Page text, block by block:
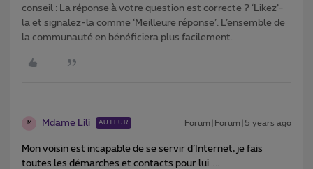
conseil : La réponse à votre question est correcte ? ‘Likez’-
la et signalez-la comme ‘Meilleure réponse’. L’ensemble de
la communauté en bénéficiera plus facilement.
M Mdame Lili AUTEUR Forum|Forum|5 years ago
Mon voisin est incapable de se servir d’Internet, je fais
toutes les démarches et contacts pour lui…..